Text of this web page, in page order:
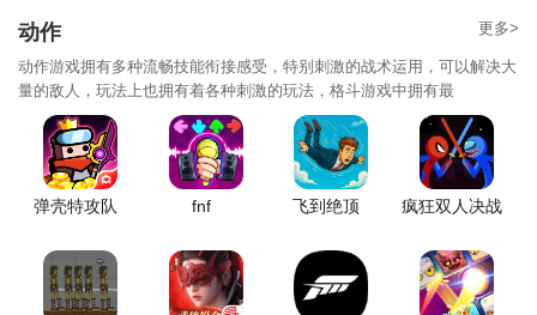
动作 更多>
动作游戏拥有多种流畅技能衔接感受，特别刺激的战术运用，可以解决大
量的敌人，玩法上也拥有着各种刺激的玩法，格斗游戏中拥有最
弹壳特攻队 fnf 飞到绝顶 疯狂双人决战